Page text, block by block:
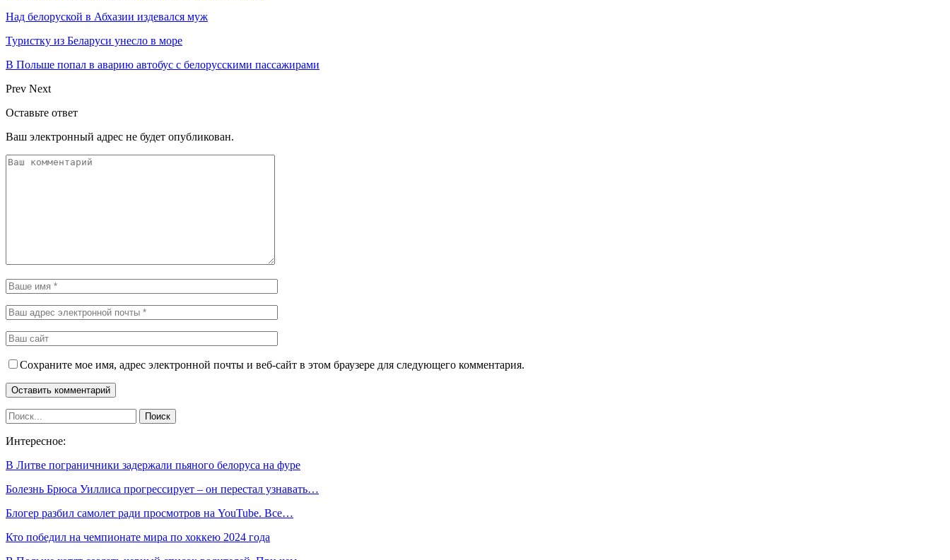
Над белоруской в Абхазии издевался муж
Туристку из Беларуси унесло в море
В Польше попал в аварию автобус с белорусскими пассажирами
Prev Next
Оставьте ответ
Ваш электронный адрес не будет опубликован.
Сохраните мое имя, адрес электронной почты и веб-сайт в этом браузере для следующего комментария.
Интересное:
В Литве пограничники задержали пьяного белоруса на фуре
Болезнь Брюса Уиллиса прогрессирует – он перестал узнавать…
Блогер разбил самолет ради просмотров на YouTube. Все…
Кто победил на чемпионате мира по хоккею 2024 года